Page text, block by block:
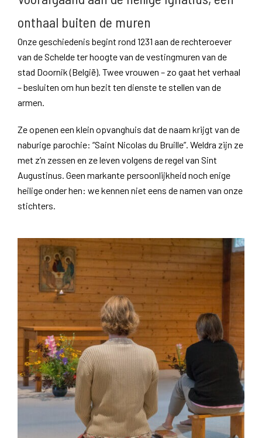
onthaal buiten de muren
Onze geschiedenis begint rond 1231 aan de rechteroever
van de Schelde ter hoogte van de vestingmuren van de
stad Doornik (België). Twee vrouwen – zo gaat het verhaal
– besluiten om hun bezit ten dienste te stellen van de
armen.
Ze openen een klein opvanghuis dat de naam krijgt van de
naburige parochie: “Saint Nicolas du Bruille”. Weldra zijn ze
met z’n zessen en ze leven volgens de regel van Sint
Augustinus. Geen markante persoonlijkheid noch enige
heilige onder hen: we kennen niet eens de namen van onze
stichters.